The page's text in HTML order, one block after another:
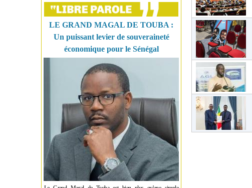
LE GRAND MAGAL DE TOUBA :
Un puissant levier de souveraineté
économique pour le Sénégal